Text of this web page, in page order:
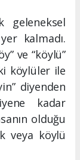
geleneksel
kalmadı.
ve “köylü”
köylüler ile
diyenden
kadar
olduğu
veya köylü